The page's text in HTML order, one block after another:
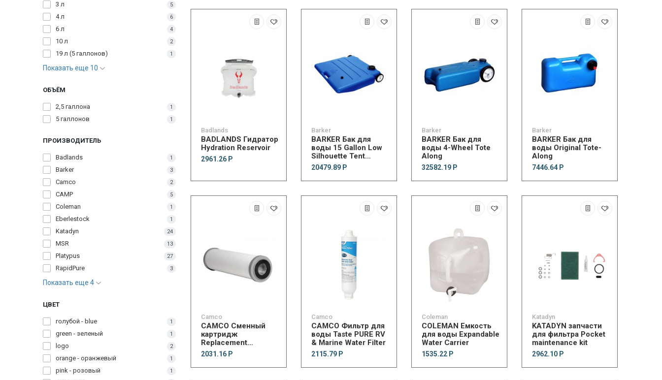
3 л 5
4 л 6
6 л 4
10 л 2
19 л (5 галлонов) 1
Показать еще 10
ОБЪЁМ
2,5 галлона 1
5 галлонов 1
ПРОИЗВОДИТЕЛЬ
Badlands 1
Barker 3
Camco 2
CAMP 5
Coleman 1
Eberlestock 1
Katadyn 24
MSR 13
Platypus 27
RapidPure 3
Показать еще 4
ЦВЕТ
голубой - blue 1
green - зеленый 1
logo 2
orange - оранжевый 1
pink - розовый 1
Badlands
BADLANDS Гидратор
Hydration Reservoir
2961.26 Р
Barker
BARKER Бак для
воды 15 Gallon Low
Silhouette Tent
Camper Tote-Along
20479.89 Р
Barker
BARKER Бак для
воды 4-Wheel Tote
Along
32582.19 Р
Barker
BARKER Бак для
воды Original Tote-
Along
7446.64 Р
Camco
CAMCO Сменный
картридж
Replacement
Cartridge Evo Spun PP
2031.16 Р
Camco
CAMCO Фильтр для
воды Taste PURE RV
& Marine Water Filter
2115.79 Р
Coleman
COLEMAN Емкость
для воды Expandable
Water Carrier
1535.22 Р
Katadyn
KATADYN запчасти
для фильтра Pocket
maintenance kit
2962.10 Р